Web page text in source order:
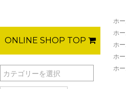
ホ
ホ
ホ
ホ
ホ
ONLINE SHOP TOP